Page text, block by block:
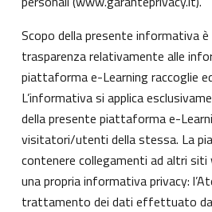
Scopo della presente informativa
trasparenza relativamente alle
piattaforma e-Learning raccoglie
L’informativa si applica
della presente piattaforma e-
visitatori/utenti della stessa. La
contenere collegamenti ad altri siti
una propria informativa privacy:
trattamento dei dati effettuato